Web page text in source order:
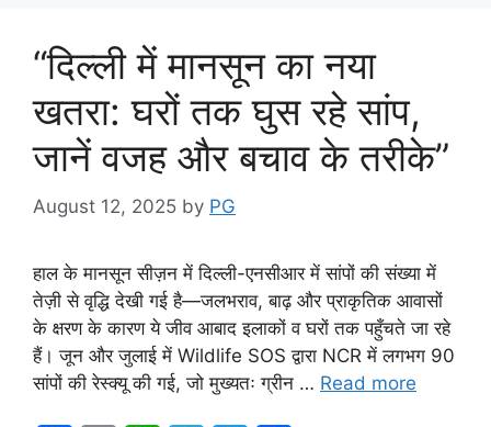
“दिल्ली में मानसून का नया
खतरा: घरों तक घुस रहे सांप,
जानें वजह और बचाव के तरीके”
August 12, 2025 by PG
हाल के मानसून सीज़न में दिल्ली-एनसीआर में सांपों की संख्या में
तेज़ी से वृद्धि देखी गई है—जलभराव, बाढ़ और प्राकृतिक आवासों
के क्षरण के कारण ये जीव आबाद इलाकों व घरों तक पहुँचते जा रहे
हैं। जून और जुलाई में Wildlife SOS द्वारा NCR में लगभग 90
सांपों की रेस्क्यू की गई, जो मुख्यतः ग्रीन … Read more